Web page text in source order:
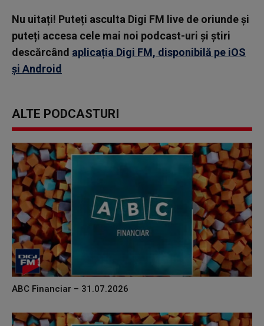
Nu uitați! Puteți asculta Digi FM live de oriunde și
puteți accesa cele mai noi podcast-uri și știri
descărcând aplicația Digi FM, disponibilă pe iOS
și Android
ALTE PODCASTURI
ABC Financiar – 31.07.2026